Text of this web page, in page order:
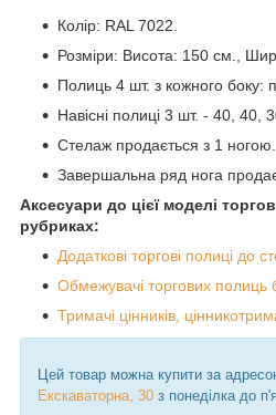
Колір: RAL 7022.
Розміри: Висота: 150 см.,
Полиць 4 шт. з кожного боку:
Навісні полиці 3 шт. - 40, 40,
Стелаж продається з 1 ногою.
Завершальна ряд нога
Аксесуари до цієї моделі
рубриках:
Додаткові торгові полиці до
Обмежувачі торгових полиць
Тримачі цінників,
Цей товар можна купити за
Екскаваторна, 30 з понеділка до